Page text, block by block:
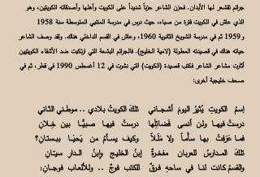
جرائم تقشعر لها الأبدان. فحزن الشاعر حزناً شديداً على الكويت وأهلها وأصدقائه الكويتين، وهو
الذي عاش في الكويت فترة من صباه، حيث درس في مدرسة المتنبي المتوسطة سنة 1958
و1959 ثم في مدرسة الشويخ الثانوية 1960، وعاش في القسم الداخلي هناك. ولقد وصف الشاعر
حياته هناك في قصيدته المطولة (لامية الخليج). فالجرائم البشعة التي ارتكبت ضد الأشقاء الكويتيين
أثارت مشاعر الشاعر فكتب قصيدة (الكويت) التي نشرت في 12 أغسطس 1990 في قطر، ثم في
صحف خليجية أخرى:
اِسمُ الكويتِ يُثيرُ اليومَ أشـجـــاني تلكَ الكويتُ بلادي .. موطــني الثـاني
درستُ فيهـــا ولـن أنسى فَضائِلَها درستُ فيهــا صبيًّـــا بين خِــلانِ
فمــا عَرَفتُ بهـا سأْمـاً ولا مَلَـلاً وكيف يســأمُ من يَحيَـــا ببــستـانِ؟
تلكَ المـــدارسُ للعربان مفخــرةٌ إبنُ الخليـج وإبنُ الـــدارِ سيـّــانِ
والقسمُ كانت لنــا في ساحهِ فــرقٌ للكتب فوجٌ .. وللألعـاب فوجـــانِ1